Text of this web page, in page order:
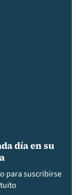
día en su
para suscribirse